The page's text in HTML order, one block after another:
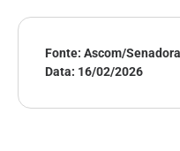
Fonte: Ascom/
Data: 16/02/2026